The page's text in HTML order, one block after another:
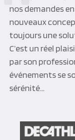
nos demandes
nouveaux
toujours une
C’est un réel
par son
événements se
sérénité…